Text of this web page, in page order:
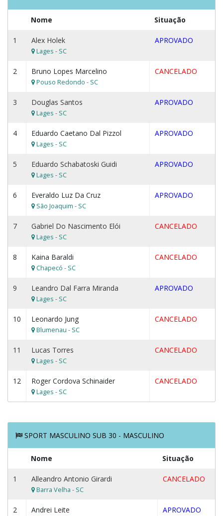
Nome Situação
1 Alex Holek
Lages - SC
APROVADO
2 Bruno Lopes Marcelino
Pouso Redondo - SC
CANCELADO
3 Douglas Santos
Lages - SC
APROVADO
4 Eduardo Caetano Dal Pizzol
Lages - SC
APROVADO
5 Eduardo Schabatoski Guidi
Lages - SC
APROVADO
6 Everaldo Luz Da Cruz
São Joaquim - SC
APROVADO
7 Gabriel Do Nascimento Elói
Lages - SC
CANCELADO
8 Kaina Baraldi
Chapecó - SC
CANCELADO
9 Leandro Dal Farra Miranda
Lages - SC
APROVADO
10 Leonardo Jung
Blumenau - SC
CANCELADO
11 Lucas Torres
Lages - SC
CANCELADO
12 Roger Cordova Schinaider
Lages - SC
CANCELADO
SPORT MASCULINO SUB 30 - MASCULINO
Nome Situação
1 Alleandro Antonio Girardi
Barra Velha - SC
CANCELADO
2 Andrei Leite APROVADO